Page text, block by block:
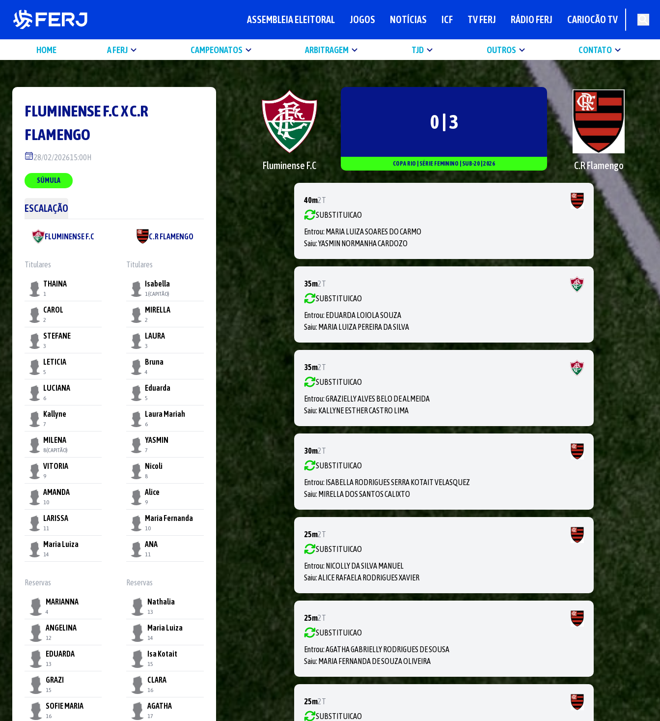
ASSEMBLEIA ELEITORAL JOGOS NOTÍCIAS ICF TV FERJ RÁDIO FERJ CARIOCÃO TV
HOME A FERJ CAMPEONATOS ARBITRAGEM TJD OUTROS CONTATO
FLUMINENSE F.CXC.R
FLAMENGO
28/02/202615:00H
SÚMULA
ESCALAÇÃO
FLUMINENSE F.C
Titulares
THAINA
1
CAROL
2
STEFANE
3
LETICIA
5
LUCIANA
6
Kallyne
7
MILENA
8(CAPITÃO)
VITORIA
9
AMANDA
10
LARISSA
11
Maria Luiza
14
Reservas
MARIANNA
4
ANGELINA
12
EDUARDA
13
GRAZI
15
SOFIE MARIA
16
C.R FLAMENGO
Titulares
Isabella
1(CAPITÃO)
MIRELLA
2
LAURA
3
Bruna
4
Eduarda
5
Laura Mariah
6
YASMIN
7
Nicoli
8
Alice
9
Maria Fernanda
10
ANA
11
Reservas
Nathalia
13
Maria Luiza
14
Isa Kotait
15
CLARA
16
AGATHA
17
Fluminense F.C
0 | 3
COPA RIO SÉRIE FEMININO SUB-20 2026 C.R Flamengo
40m2T
SUBSTITUICAO
Entrou: MARIA LUIZA SOARES DO CARMO
Saiu:YASMIN NORMANHA CARDOZO
35m2T
SUBSTITUICAO
Entrou: EDUARDA LOIOLA SOUZA
Saiu: MARIA LUIZA PEREIRA DA SILVA
35m2T
SUBSTITUICAO
Entrou:GRAZIELLY ALVES BELO DE ALMEIDA
Saiu: KALLYNE ESTHER CASTRO LIMA
30m2T
SUBSTITUICAO
Entrou: ISABELLA RODRIGUES SERRA KOTAIT VELASQUEZ
Saiu: MIRELLA DOS SANTOS CALIXTO
25m2T
SUBSTITUICAO
Entrou: NICOLLY DA SILVA MANUEL
Saiu:ALICE RAFAELA RODRIGUES XAVIER
25m2T
SUBSTITUICAO
Entrou:AGATHA GABRIELLY RODRIGUES DE SOUSA
Saiu: MARIA FERNANDA DE SOUZA OLIVEIRA
25m2T
SUBSTITUICAO